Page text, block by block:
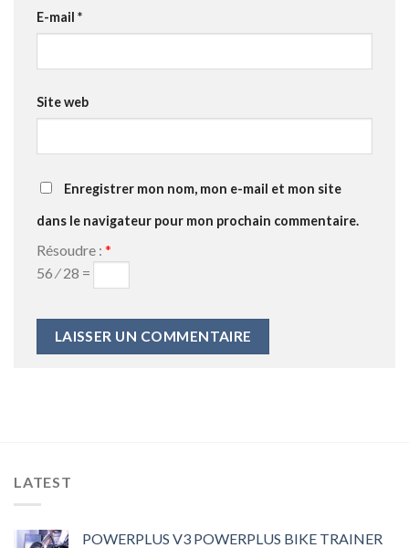
E-mail *
Site web
Enregistrer mon nom, mon e-mail et mon site
dans le navigateur pour mon prochain commentaire.
Résoudre : *
56 ⁄ 28 =
LATEST
POWERPLUS V3 POWERPLUS BIKE TRAINER